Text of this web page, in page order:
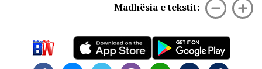
Madhësia e tekstit: